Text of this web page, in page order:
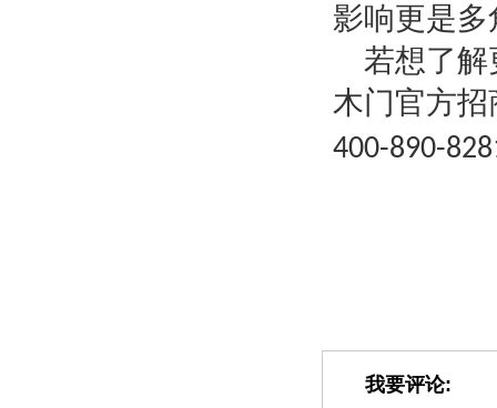
影响更是
若想了解
木门官方招
400-890-
我要评论: